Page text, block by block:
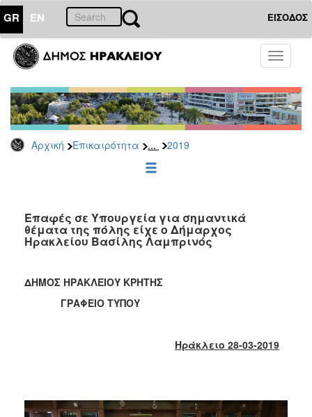
GR EN ΕΙΣΟΔΟΣ
Toggle
Αρχική Επικαιρότητα ... 2019
ΕΠΙΚΑΙΡΟΤΗΤΑ
Τύπου
Αρχείο
2026
2025
2022
2021
2019
2018
2012
Επαφές σε Υπουργεία για σημαντικά
θέματα της πόλης είχε ο Δήμαρχος
Ηρακλείου Βασίλης Λαμπρινός
ΔΗΜΟΣ ΗΡΑΚΛΕΙΟΥ ΚΡΗΤΗΣ
ΓΡΑΦΕΙΟ ΤΥΠΟΥ
Ηράκλειο 28-03-2019